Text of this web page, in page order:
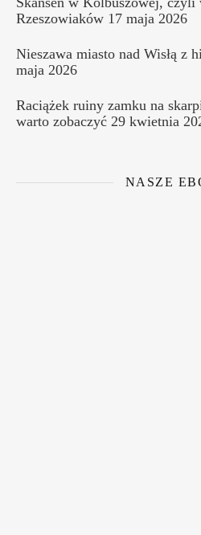
Rzeszowiaków 17 maja 2026
Nieszawa miasto nad Wisłą z
maja 2026
Raciążek ruiny zamku na
warto zobaczyć 29 kwietnia
NASZE